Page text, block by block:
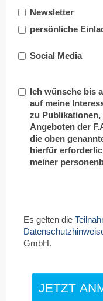
Newsletter
persönliche
Social Media
Ich wünsche bis
auf meine
zu
Angeboten der
die oben
hierfür
meiner
Es gelten die
GmbH.
JETZT